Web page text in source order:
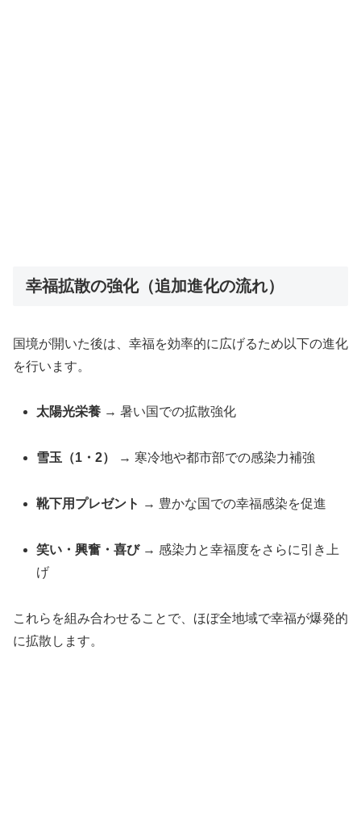
幸福拡散の強化（追加進化の流れ）
国境が開いた後は、幸福を効率的に広げるため以下の進化
を行います。
太陽光栄養 → 暑い国での拡散強化
雪玉（1・2） → 寒冷地や都市部での感染力補強
靴下用プレゼント → 豊かな国での幸福感染を促進
笑い・興奮・喜び→ 感染力と幸福度をさらに引き上
げ
これらを組み合わせることで、ほぼ全地域で幸福が爆発的
に拡散します。